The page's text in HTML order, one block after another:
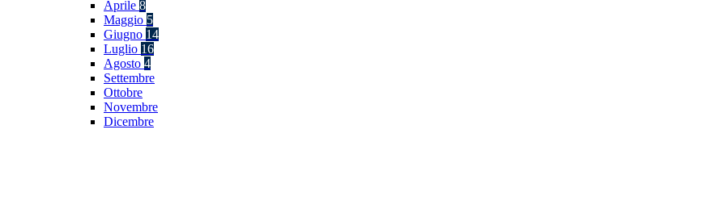
Aprile 8
Maggio 5
Giugno 14
Luglio 16
Agosto 4
Settembre
Ottobre
Novembre
Dicembre